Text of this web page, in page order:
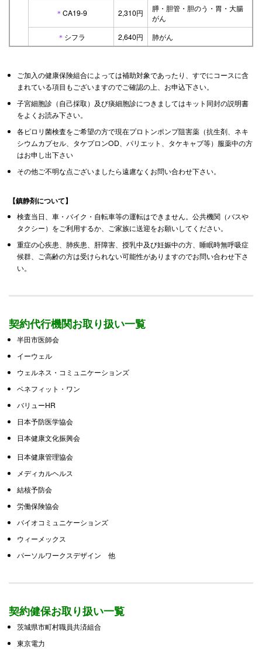
＊CA19-9 2,310円
膵・胆管・胆のう・胃・大腸
がん
＊ シフラ 2,640円 肺がん
ご加入の健康保険組合によっては補助対象であったり、すでにコースに含
まれている項目もございますのでご確認の上、お申込下さい。
子宮細胞診（自己採取）及び痰細胞診につきましてはキット同封の説明書
をよくお読み下さい。
各ピロリ菌検査をご希望の方で現在プロトンポンプ阻害薬（抗生剤、ネキ
シウムカプセル、タケプロンOD、パリエット、タケキャブ等）服薬中の方
はお申し出下さい
その他ご不明な点ございましたら遠慮なくお問い合わせ下さい。
【鎮静剤について】
検査当日、車・バイク・自転車等の運転はできません。公共機関（バスや
タクシー）をご利用するか、ご家族に送迎をお願いしてください。
重症の心疾患、肺疾患、肝障害、授乳中及び妊娠中の方、睡眠時無呼吸症
候群、ご高齢の方は受けられない可能性がありますのでお問い合わせ下さ
い。
契約代行機関お取り扱い一覧
半田市医師会
イーウェル
ウェルネス・コミュニケーションズ
ベネフィット・ワン
バリューHR
日本予防医学協会
日本健康文化振興会
日本健康管理協会
メディカルヘルス
結核予防会
労働保険協会
バイオコミュニケーションズ
ウィーメックス
パーソルワークスデザイン 他
契約健保お取り扱い一覧
茨城県市町村職員共済組合
東京電力